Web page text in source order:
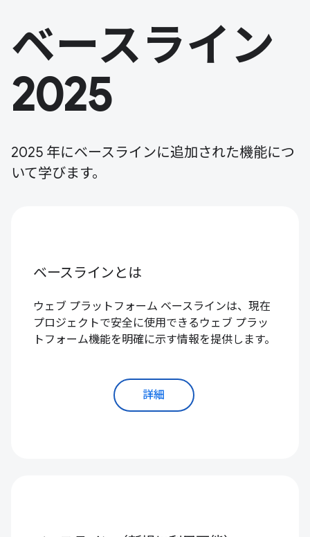
ベースライン
2025
2025 年にベースラインに追加された機能につ
いて学びます。
ベースラインとは
ウェブ プラットフォーム ベースラインは、現在
プロジェクトで安全に使用できるウェブ プラッ
トフォーム機能を明確に示す情報を提供します。
詳細